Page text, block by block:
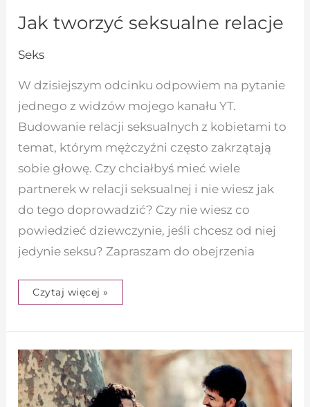
Jak tworzyć seksualne relacje
Seks
W dzisiejszym odcinku odpowiem na pytanie
jednego z widzów mojego kanału YT.
Budowanie relacji seksualnych z kobietami to
temat, którym mężczyźni często zakrzątają
sobie głowę. Czy chciałbyś mieć wiele
partnerek w relacji seksualnej i nie wiesz jak
do tego doprowadzić? Czy nie wiesz co
powiedzieć dziewczynie, jeśli chcesz od niej
jedynie seksu? Zapraszam do obejrzenia
Czytaj więcej »
Ile
randek
potrzebujesz
do
seksu